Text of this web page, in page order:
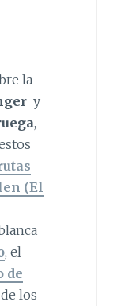
la
y
,
(El
, el
de
los